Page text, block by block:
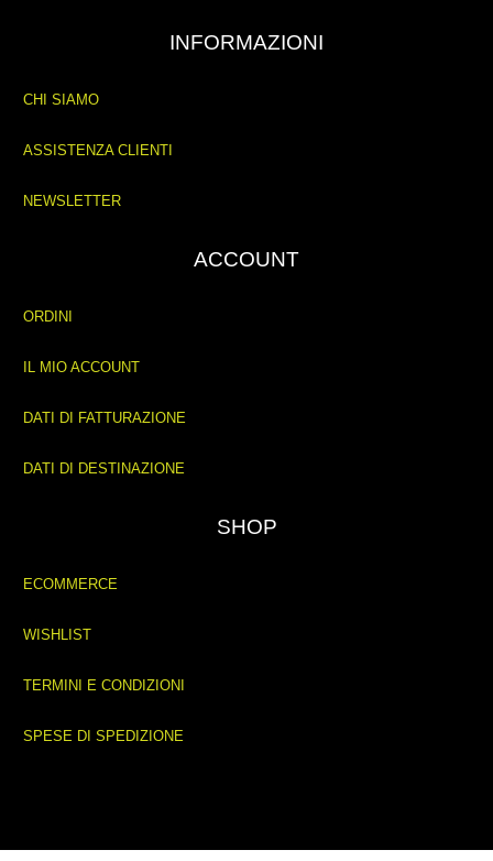
INFORMAZIONI
CHI SIAMO
ASSISTENZA CLIENTI
NEWSLETTER
ACCOUNT
ORDINI
IL MIO ACCOUNT
DATI DI FATTURAZIONE
DATI DI DESTINAZIONE
SHOP
ECOMMERCE
WISHLIST
TERMINI E CONDIZIONI
SPESE DI SPEDIZIONE